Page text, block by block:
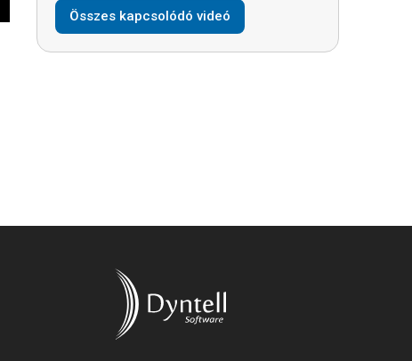
Összes kapcsolódó videó